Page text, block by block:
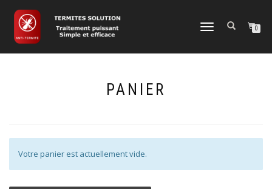
DÉPLIER
0
PANIER
Votre panier est actuellement vide.